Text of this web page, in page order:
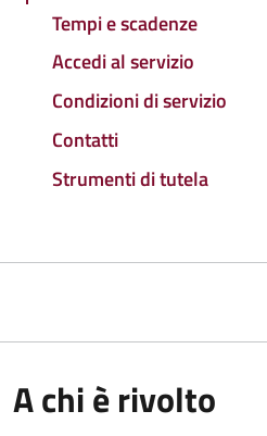
Tempi e scadenze
Accedi al servizio
Condizioni di servizio
Contatti
Strumenti di tutela
A chi è rivolto